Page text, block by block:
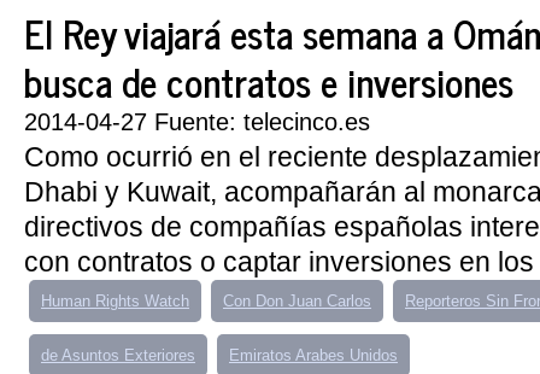
El Rey viajará esta semana a
busca de contratos e inversiones
2014-04-27 Fuente: telecinco.es
Como ocurrió en el reciente
Dhabi y Kuwait, acompañarán al
directivos de compañías españolas
con contratos o captar inversiones en
Human Rights Watch Con Don Juan Carlos Reporteros Sin
de Asuntos Exteriores Emiratos Arabes Unidos